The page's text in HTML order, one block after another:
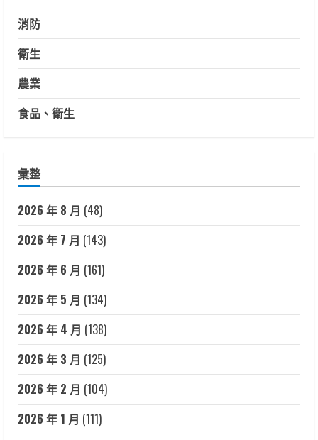
消防
衛生
農業
食品、衛生
彙整
2026 年 8 月 (48)
2026 年 7 月 (143)
2026 年 6 月 (161)
2026 年 5 月 (134)
2026 年 4 月 (138)
2026 年 3 月 (125)
2026 年 2 月 (104)
2026 年 1 月 (111)